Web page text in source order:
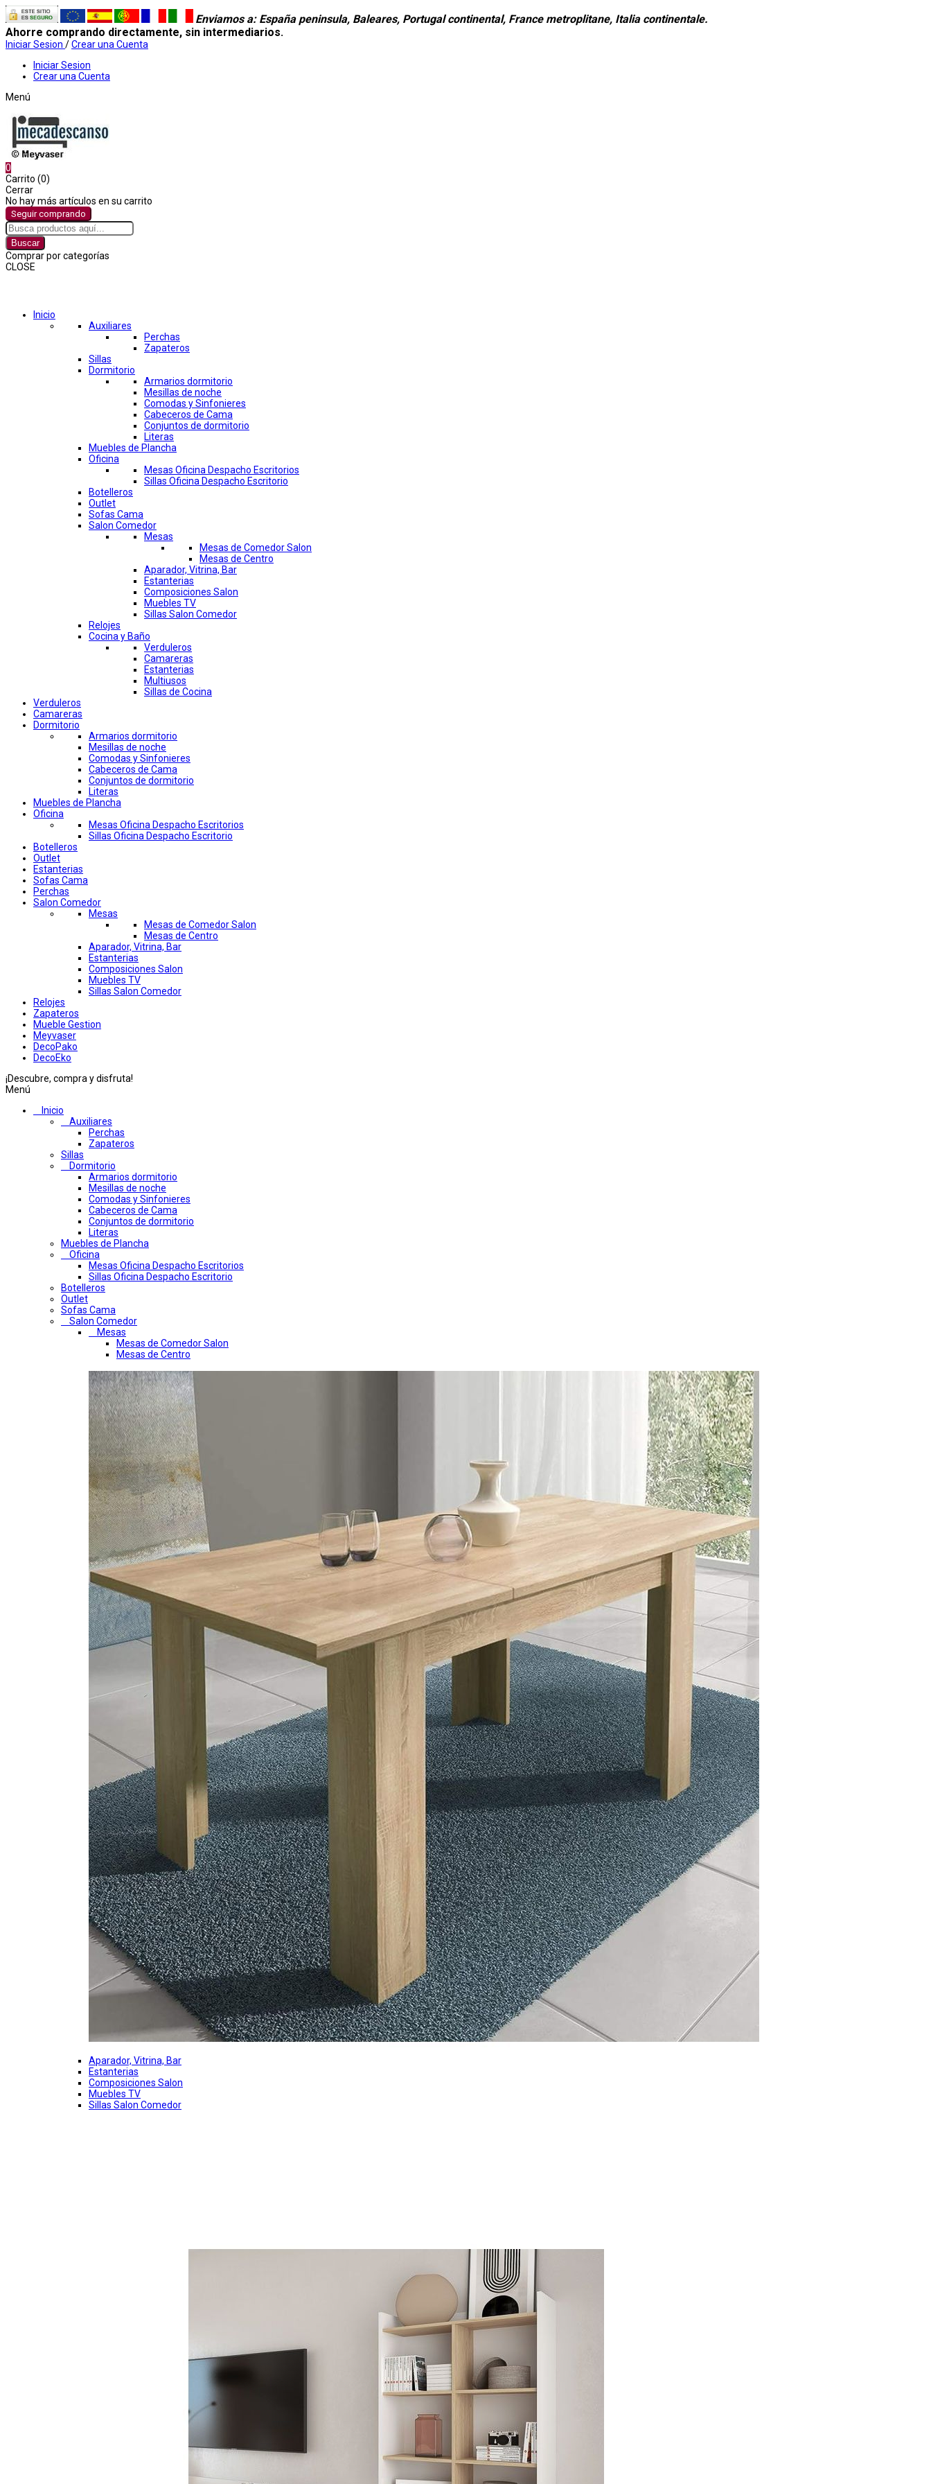
Enviamos a: España peninsula, Baleares, Portugal continental, France metroplitane, Italia continentale.
Ahorre comprando directamente, sin intermediarios.
Iniciar Sesion /Crear una Cuenta
Iniciar Sesion
Crear una Cuenta
Menú
0
Carrito (0)
Cerrar
No hay más artículos en su carrito
Seguir comprando
Buscar
Comprar por categorías
CLOSE
Inicio
Auxiliares
Perchas
Zapateros
Sillas
Dormitorio
Armarios dormitorio
Mesillas de noche
Comodas y Sinfonieres
Cabeceros de Cama
Conjuntos de dormitorio
Literas
Muebles de Plancha
Oficina
Mesas Oficina Despacho Escritorios
Sillas Oficina Despacho Escritorio
Botelleros
Outlet
Sofas Cama
Salon Comedor
Mesas
Mesas de Comedor Salon
Mesas de Centro
Aparador, Vitrina, Bar
Estanterias
Composiciones Salon
Muebles TV
Sillas Salon Comedor
Relojes
Cocina y Baño
Verduleros
Camareras
Estanterias
Multiusos
Sillas de Cocina
Verduleros
Camareras
Dormitorio
Armarios dormitorio
Mesillas de noche
Comodas y Sinfonieres
Cabeceros de Cama
Conjuntos de dormitorio
Literas
Muebles de Plancha
Oficina
Mesas Oficina Despacho Escritorios
Sillas Oficina Despacho Escritorio
Botelleros
Outlet
Estanterias
Sofas Cama
Perchas
Salon Comedor
Mesas
Mesas de Comedor Salon
Mesas de Centro
Aparador, Vitrina, Bar
Estanterias
Composiciones Salon
Muebles TV
Sillas Salon Comedor
Relojes
Zapateros
Mueble Gestion
Meyvaser
DecoPako
DecoEko
¡Descubre, compra y disfruta!
Menú
Inicio
Auxiliares
Perchas
Zapateros
Sillas
Dormitorio
Armarios dormitorio
Mesillas de noche
Comodas y Sinfonieres
Cabeceros de Cama
Conjuntos de dormitorio
Literas
Muebles de Plancha
Oficina
Mesas Oficina Despacho Escritorios
Sillas Oficina Despacho Escritorio
Botelleros
Outlet
Sofas Cama
Salon Comedor
Mesas
Mesas de Comedor Salon
Mesas de Centro
Aparador, Vitrina, Bar
Estanterias
Composiciones Salon
Muebles TV
Sillas Salon Comedor